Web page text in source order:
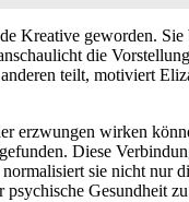
Kreative geworden.
die
teilt, motiviert
erzwungen wirken
Diese
sie nicht
Gesundheit